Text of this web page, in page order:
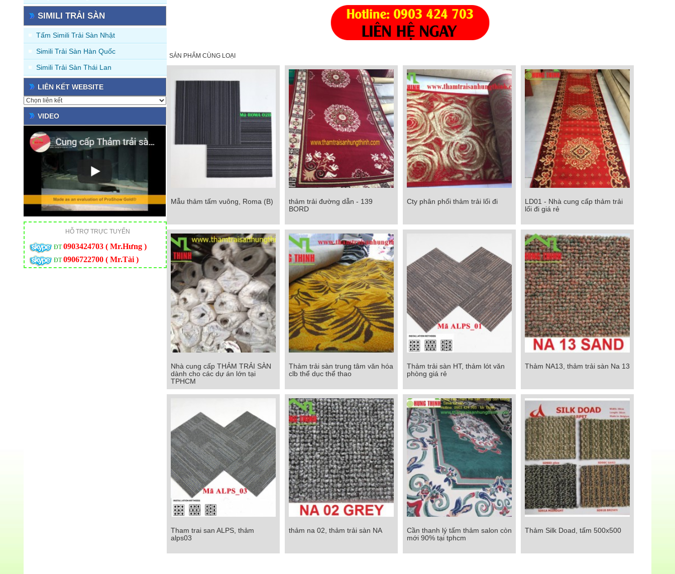
SIMILI TRẢI SÀN
Tấm Simili Trải Sàn Nhật
Simili Trải Sàn Hàn Quốc
Simili Trải Sàn Thái Lan
LIÊN KẾT WEBSITE
VIDEO
HỖ TRỢ TRỰC TUYẾN
ĐT0903424703 ( Mr.Hưng )
ĐT0906722700 ( Mr.Tài )
SẢN PHẨM CÙNG LOẠI
Mẫu thảm tấm vuông, Roma (B)
Mẫu thảm tấm vuông, Roma (B)
thảm trải đường dẫn - 139 BORD
thảm trải đường dẫn - 139
BORD
Cty phân phối thảm trải lối đi
Cty phân phối thảm trải lối đi
LD01 - Nhà cung cấp thảm trải lối
Chi tiết
LD01 - Nhà cung cấp thảm trải
lối đi giá rẻ
Nhà cung cấp THẢM TRẢI SÀN
dành cho các dự án lớn tại
TPHCM
Nhà cung cấp THẢM TRẢI SÀN
dành cho các dự án lớn tại
TPHCM
Thảm trải sàn trung tâm văn hóa
Chi tiết
Thảm trải sàn trung tâm văn hóa
clb thể dục thể thao
Thảm trải sàn HT, thảm lót văn
Chi tiết
Thảm trải sàn HT, thảm lót văn
phòng giá rẻ
Thảm NA13, thảm trải sàn Na 13
Thảm NA13, thảm trải sàn Na 13
Tham trai san ALPS, thảm alps03
Tham trai san ALPS, thảm
alps03
thảm na 02, thảm trải sàn NA
thảm na 02, thảm trải sàn NA
Cần thanh lý tấm thảm salon còn
Cần thanh lý tấm thảm salon còn
mới 90% tại tphcm
Thảm Silk Doad, tấm 500x500
Thảm Silk Doad, tấm 500x500